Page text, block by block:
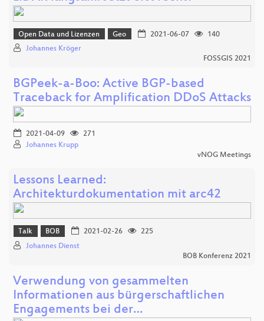
Open Data und Lizenzen Geo 2021-06-07
140
Johannes Kröger
FOSSGIS 2021
BGPeek-a-Boo: Active BGP-based
Traceback for Amplification DDoS Attacks
2021-04-09
271
Johannes Krupp
vNOG Meetings
Lessons Learned:
Architekturdokumentation mit arc42
Talk BOB 2021-02-26
225
Johannes Dienst
BOB Konferenz 2021
Verwendung von gesammelten
Informationen aus bürgerschaftlichen
Engagements bei der…